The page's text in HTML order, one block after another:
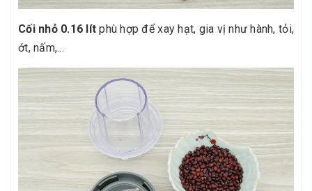
Cối nhỏ 0.16 lít phù hợp để xay hạt, gia vị như hành, tỏi,
ớt, nấm,...